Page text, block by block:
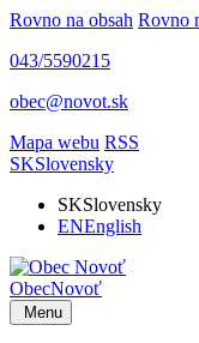
Rovno na obsah Rovno
043/5590215
obec@novot.sk
Mapa webu RSS
SKSlovensky
SKSlovensky
ENEnglish
ObecNovoť
Menu